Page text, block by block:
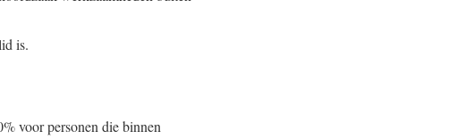
is.
voor personen die binnen